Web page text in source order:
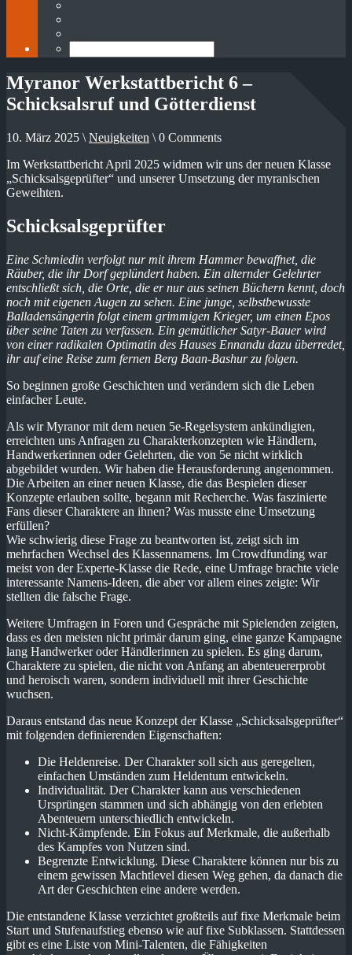
Myranor Werkstattbericht 6 –
Schicksalsruf und Götterdienst
10. März 2025 \ Neuigkeiten \ 0 Comments
Im Werkstattbericht April 2025 widmen wir uns der neuen Klasse
„Schicksalsgeprüfter“ und unserer Umsetzung der myranischen
Geweihten.
Schicksalsgeprüfter
Eine Schmiedin verfolgt nur mit ihrem Hammer bewaffnet, die
Räuber, die ihr Dorf geplündert haben. Ein alternder Gelehrter
entschließt sich, die Orte, die er nur aus seinen Büchern kennt, doch
noch mit eigenen Augen zu sehen. Eine junge, selbstbewusste
Balladensängerin folgt einem grimmigen Krieger, um einen Epos
über seine Taten zu verfassen. Ein gemütlicher Satyr-Bauer wird
von einer radikalen Optimatin des Hauses Ennandu dazu überredet,
ihr auf eine Reise zum fernen Berg Baan-Bashur zu folgen.
So beginnen große Geschichten und verändern sich die Leben
einfacher Leute.
Als wir Myranor mit dem neuen 5e-Regelsystem ankündigten,
erreichten uns Anfragen zu Charakterkonzepten wie Händlern,
Handwerkerinnen oder Gelehrten, die von 5e nicht wirklich
abgebildet wurden. Wir haben die Herausforderung angenommen.
Die Arbeiten an einer neuen Klasse, die das Bespielen dieser
Konzepte erlauben sollte, begann mit Recherche. Was faszinierte
Fans dieser Charaktere an ihnen? Was musste eine Umsetzung
erfüllen?
Wie schwierig diese Frage zu beantworten ist, zeigt sich im
mehrfachen Wechsel des Klassennamens. Im Crowdfunding war
meist von der Experte-Klasse die Rede, eine Umfrage brachte viele
interessante Namens-Ideen, die aber vor allem eines zeigte: Wir
stellten die falsche Frage.
Weitere Umfragen in Foren und Gespräche mit Spielenden zeigten,
dass es den meisten nicht primär darum ging, eine ganze Kampagne
lang Handwerker oder Händlerinnen zu spielen. Es ging darum,
Charaktere zu spielen, die nicht von Anfang an abenteuererprobt
und heroisch waren, sondern individuell mit ihrer Geschichte
wuchsen.
Daraus entstand das neue Konzept der Klasse „Schicksalsgeprüfter“
mit folgenden definierenden Eigenschaften:
Die Heldenreise. Der Charakter soll sich aus geregelten,
einfachen Umständen zum Heldentum entwickeln.
Individualität. Der Charakter kann aus verschiedenen
Ursprüngen stammen und sich abhängig von den erlebten
Abenteuern unterschiedlich entwickeln.
Nicht-Kämpfende. Ein Fokus auf Merkmale, die außerhalb
des Kampfes von Nutzen sind.
Begrenzte Entwicklung. Diese Charaktere können nur bis zu
einem gewissen Machtlevel diesen Weg gehen, da danach die
Art der Geschichten eine andere werden.
Die entstandene Klasse verzichtet großteils auf fixe Merkmale beim
Start und Stufenaufstieg ebenso wie auf fixe Subklassen. Stattdessen
gibt es eine Liste von Mini-Talenten, die Fähigkeiten